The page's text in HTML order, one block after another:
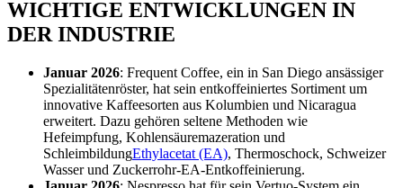
WICHTIGE ENTWICKLUNGEN IN
DER INDUSTRIE
Januar 2026: Frequent Coffee, ein in San Diego ansässiger
Spezialitätenröster, hat sein entkoffeiniertes Sortiment um
innovative Kaffeesorten aus Kolumbien und Nicaragua
erweitert. Dazu gehören seltene Methoden wie
Hefeimpfung, Kohlensäuremazeration und
SchleimbildungEthylacetat (EA), Thermoschock, Schweizer
Wasser und Zuckerrohr-EA-Entkoffeinierung.